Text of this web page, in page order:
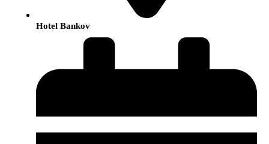
Hotel Bankov